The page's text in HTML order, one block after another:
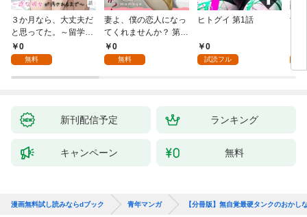
３か月なら、大丈夫だ
と思ってた。～留学し
た僕の留守中に、一途
な彼女が汚されるまで
0
無料
妻よ、僕の恋人になっ
てくれませんか？ 第1
話0
無料
ヒトグイ 第1話
0
試読フル
世
新刊配信予定 ランキング
キャンペーン 無料
漫画無料試し読みならdブック 青年マンガ 【分冊版】無自覚最硬タンクのおかし